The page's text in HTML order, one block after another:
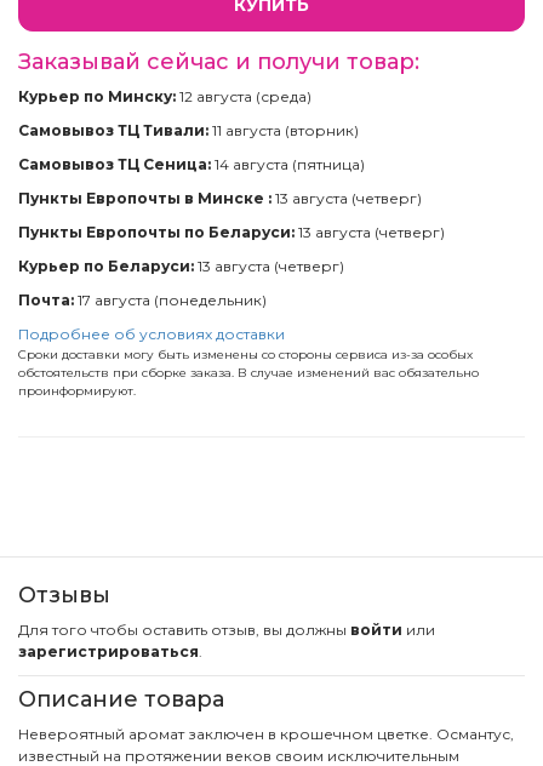
Заказывай сейчас и получи товар:
Курьер по Минску: 12 августа (среда)
Самовывоз ТЦ Тивали: 11 августа (вторник)
Самовывоз ТЦ Сеница: 14 августа (пятница)
Пункты Европочты в Минске : 13 августа (четверг)
Пункты Европочты по Беларуси: 13 августа (четверг)
Курьер по Беларуси: 13 августа (четверг)
Почта: 17 августа (понедельник)
Подробнее об условиях доставки
Сроки доставки могу быть изменены со стороны сервиса из-за особых
обстоятельств при сборке заказа. В случае изменений вас обязательно
проинформируют.
Отзывы
Для того чтобы оставить отзыв, вы должны войти или
зарегистрироваться.
Описание товара
Невероятный аромат заключен в крошечном цветке. Османтус,
известный на протяжении веков своим исключительным